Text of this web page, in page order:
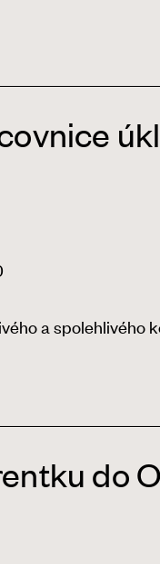
a spolehlivého
do